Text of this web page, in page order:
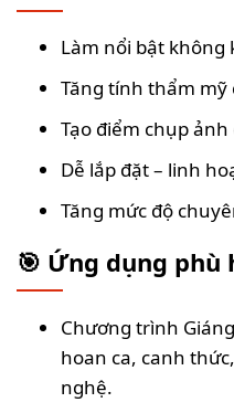
Làm nổi bật không
Tăng tính thẩm mỹ
Tạo điểm chụp ảnh
Dễ lắp đặt – linh
Tăng mức độ
🎯 Ứng dụng phù
Chương trình
hoan ca, canh
nghệ.